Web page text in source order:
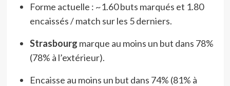
Forme actuelle : ~1.60 buts marqués et 1.80
encaissés / match sur les 5 derniers.
Strasbourg marque au moins un but dans 78%
(78% à l’extérieur).
Encaisse au moins un but dans 74% (81% à